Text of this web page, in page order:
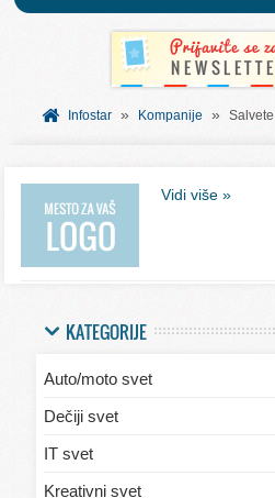
BESPLATNI VAUČERI
SVET INFORMACIJA
Infostar » Kompanije » Salvete
Vidi više »
KATEGORIJE
Auto/moto svet
Dečiji svet
IT svet
Kreativni svet